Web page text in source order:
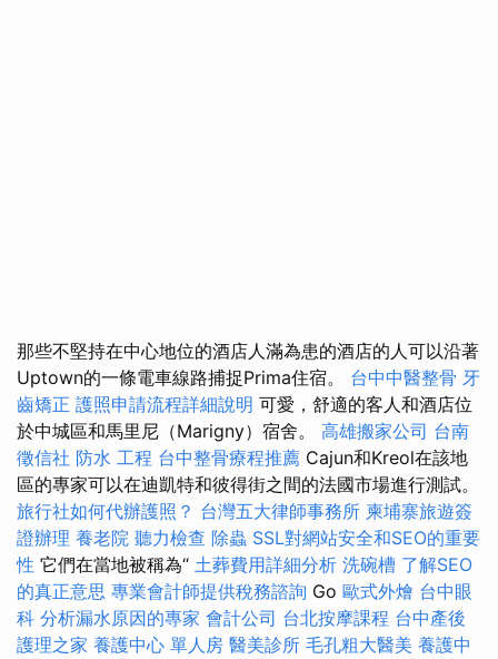
那些不堅持在中心地位的酒店人滿為患的酒店的人可以沿著
Uptown的一條電車線路捕捉Prima住宿。 台中中醫整骨 牙
齒矯正 護照申請流程詳細說明 可愛，舒適的客人和酒店位
於中城區和馬里尼（Marigny）宿舍。 高雄搬家公司 台南
徵信社 防水 工程 台中整骨療程推薦 Cajun和Kreol在該地
區的專家可以在迪凱特和彼得街之間的法國市場進行測試。
旅行社如何代辦護照？ 台灣五大律師事務所 柬埔寨旅遊簽
證辦理 養老院 聽力檢查 除蟲 SSL對網站安全和SEO的重要
性 它們在當地被稱為“ 土葬費用詳細分析 洗碗槽 了解SEO
的真正意思 專業會計師提供稅務諮詢 Go 歐式外燴 台中眼
科 分析漏水原因的專家 會計公司 台北按摩課程 台中產後
護理之家 養護中心 單人房 醫美診所 毛孔粗大醫美 養護中